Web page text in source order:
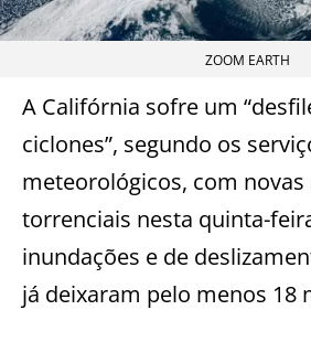
ZOOM EARTH
A Califórnia sofre um
ciclones”, segundo os
meteorológicos, com novas
torrenciais nesta quinta-
inundações e de
já deixaram pelo menos 18